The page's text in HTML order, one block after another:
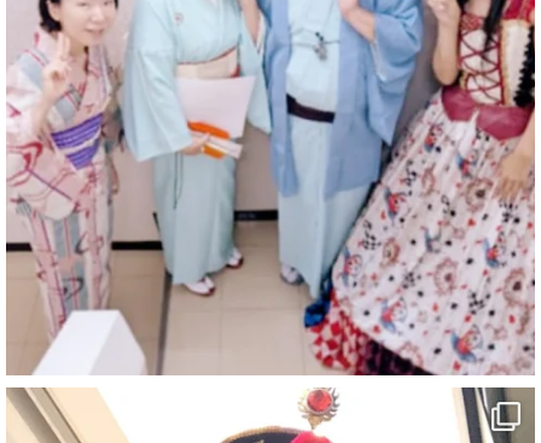
マジシャン派遣 パッションプリンセス【公式】
@comedy_illusion · 4 8月
お疲れ様です
ブログ更新しました
「マジシャン和歌山旅 白浜町・三段壁洞窟」
#企業公式がお疲れ様を言い合う
#旅行好きな人と繋がりたい
#一人旅
#女性マジシャン
#出張マジック
#マジシャン派遣